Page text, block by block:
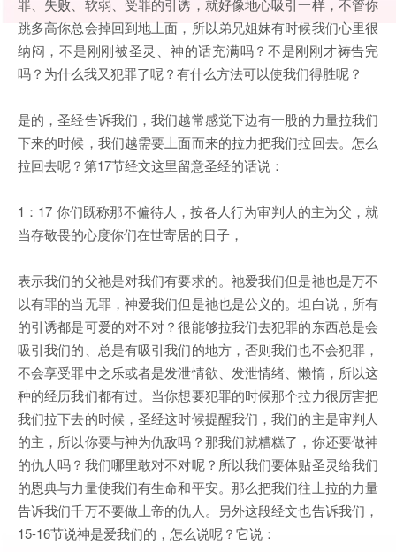
罪、失败、软弱、受罪的引诱，就好像地心吸引一样，不管你
跳多高你总会掉回到地上面，所以弟兄姐妹有时候我们心里很
纳闷，不是刚刚被圣灵、神的话充满吗？不是刚刚才祷告完
吗？为什么我又犯罪了呢？有什么方法可以使我们得胜呢？
是的，圣经告诉我们，我们越常感觉下边有一股的力量拉我们
下来的时候，我们越需要上面而来的拉力把我们拉回去。怎么
拉回去呢？第17节经文这里留意圣经的话说：
1：17 你们既称那不偏待人，按各人行为审判人的主为父，就
当存敬畏的心度你们在世寄居的日子，
表示我们的父祂是对我们有要求的。祂爱我们但是祂也是万不
以有罪的当无罪，神爱我们但是祂也是公义的。坦白说，所有
的引诱都是可爱的对不对？很能够拉我们去犯罪的东西总是会
吸引我们的、总是有吸引我们的地方，否则我们也不会犯罪，
不会享受罪中之乐或者是发泄情欲、发泄情绪、懒惰，所以这
种的经历我们都有过。当你想要犯罪的时候那个拉力很厉害把
我们拉下去的时候，圣经这时候提醒我们，我们的主是审判人
的主，所以你要与神为仇敌吗？那我们就糟糕了，你还要做神
的仇人吗？我们哪里敢对不对呢？所以我们要体贴圣灵给我们
的恩典与力量使我们有生命和平安。那么把我们往上拉的力量
告诉我们千万不要做上帝的仇人。另外这段经文也告诉我们，
15-16节说神是爱我们的，怎么说呢？它说：